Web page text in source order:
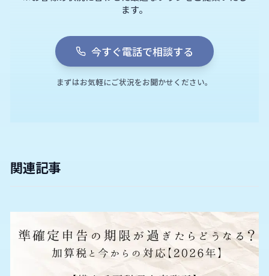
ます。
今すぐ電話で相談する
まずはお気軽にご状況をお聞かせください。
関連記事